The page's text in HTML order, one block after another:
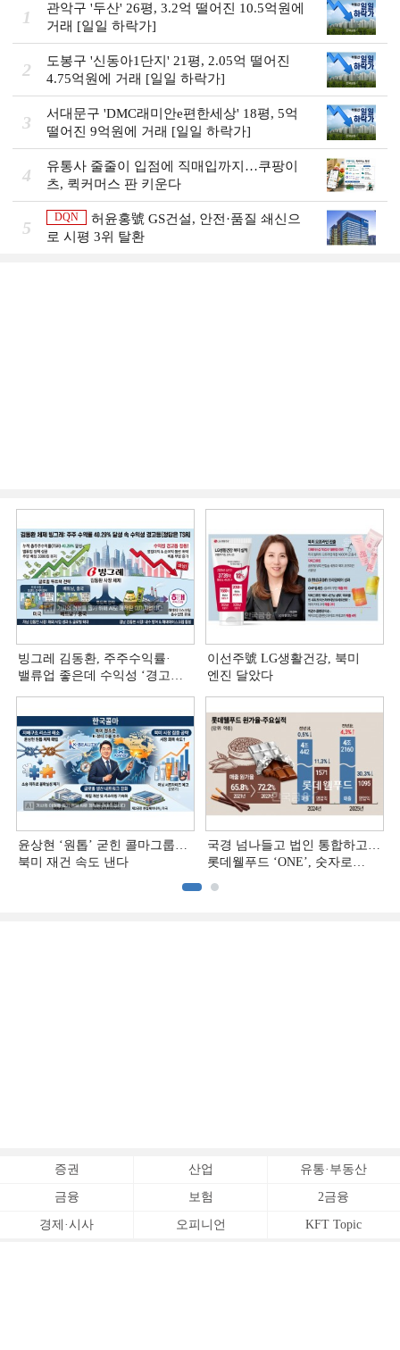
1
관악구 '두산' 26평, 3.2억 떨어진 10.5억원에
거래 [일일 하락가]
2
도봉구 '신동아1단지' 21평, 2.05억 떨어진
4.75억원에 거래 [일일 하락가]
3
서대문구 'DMC래미안e편한세상' 18평, 5억
떨어진 9억원에 거래 [일일 하락가]
4
유통사 줄줄이 입점에 직매입까지…쿠팡이
츠, 퀵커머스 판 키운다
5
DQN
허윤홍號 GS건설, 안전·품질 쇄신으
로 시평 3위 탈환
빙그레 김동환, 주주수익률·
밸류업 좋은데 수익성 ‘경고등ʼ
이선주號 LG생활건강, 북미
엔진 달았다
윤상현 ‘원톱ʼ 굳힌 콜마그룹…
북미 재건 속도 낸다
국경 넘나들고 법인 통합하고…
롯데웰푸드 ‘ONE’, 숫자로
증권 산업 유통·부동산
금융 보험 2금융
경제·시사 오피니언 KFT Topic